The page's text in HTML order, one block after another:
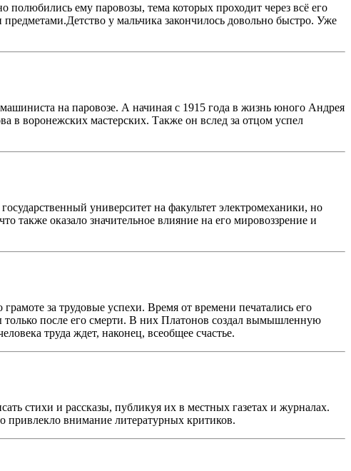
ему паровозы, тема которых проходит через всё его
у мальчика закончилось довольно быстро. Уже
на паровозе. А начиная с 1915 года в жизнь юного Андрея
в воронежских мастерских. Также он вслед за отцом успел
университет на факультет электромеханики, но
также оказало значительное влияние на его мировоззрение и
за трудовые успехи. Время от времени печатались его
после его смерти. В них Платонов создал вымышленную
труда ждет, наконец, всеобщее счастье.
стихи и рассказы, публикуя их в местных газетах и журналах.
внимание литературных критиков.